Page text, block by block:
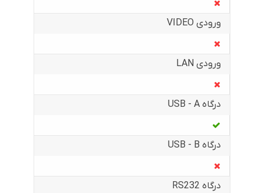
ورودی VIDEO
ورودی LAN
درگاه USB - A
درگاه USB - B
درگاه RS232